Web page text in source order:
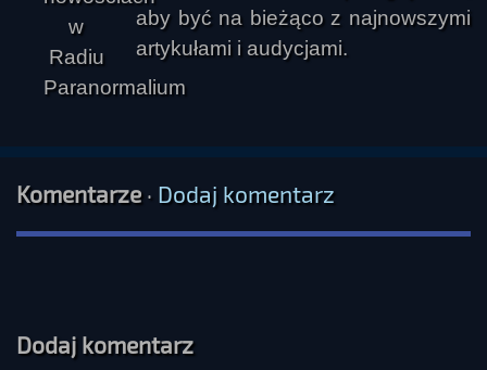
aby być na bieżąco z najnowszymi
artykułami i audycjami.
Komentarze· Dodaj komentarz
Dodaj komentarz